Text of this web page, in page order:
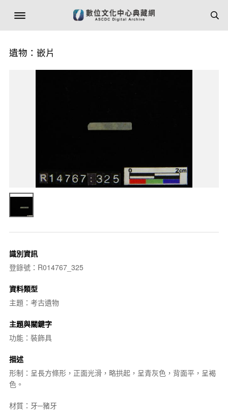
遺物：嵌片
識別資訊
登錄號：R014767_325
資料類型
主題：考古遺物
主題與關鍵字
功能：裝飾具
描述
形制：呈長方條形，正面光滑，略拱起，呈青灰色，背面平，呈褐
色。
材質：牙─豬牙